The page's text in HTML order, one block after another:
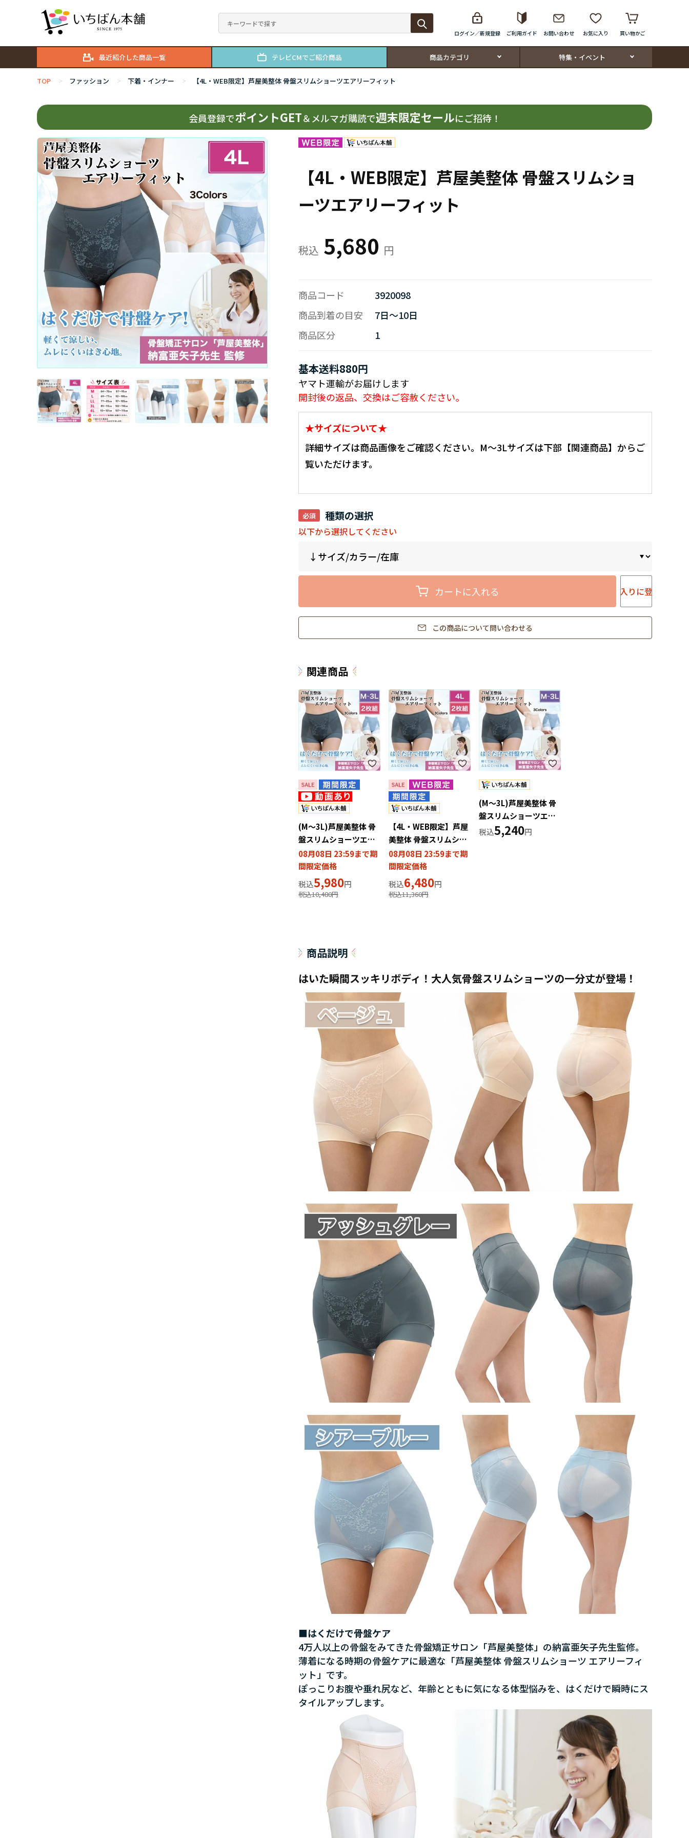
ログイン／新規登録 ご利用ガイド お問い合わせ お気に入り 買い物かご
最近紹介した商品一覧 テレビCMでご紹介商品 商品カテゴリ 特集・イベント
TOP ファッション 下着・インナー 【4L・WEB限定】芦屋美整体 骨盤スリムショーツエアリーフィット
会員登録でポイントGET＆メルマガ購読で週末限定セールにご招待！
【4L・WEB限定】芦屋美整体 骨盤スリムショ
ーツエアリーフィット
5,680
商品コード
3920098
商品到着の目安
7日～10日
商品区分
1
種類の選択
以下から選択してください
カートに入れる お気に入りに登録する
関連商品
(M～3L)芦屋美整体 骨
盤スリムショーツエア
リーフィット2枚組【期
間限定価格】
08月08日 23:59まで期
間限定価格
5,980
10,480
【4L・WEB限定】芦屋
美整体 骨盤スリムショ
ーツエアリーフィット2
枚組【期間限定価格】
08月08日 23:59まで期
間限定価格
6,480
11,360
(M～3L)芦屋美整体 骨
盤スリムショーツエア
リーフィット
5,240
この商品について問い合わせる
基本送料880円
ヤマト運輸がお届けします
開封後の返品、交換はご容赦ください。
★サイズについて★
詳細サイズは商品画像をご確認ください。M～3Lサイズは下部【関連商品】からご
覧いただけます。
商品説明
はいた瞬間スッキリボディ！大人気骨盤スリムショーツの一分丈が登場！
■はくだけで骨盤ケア
4万人以上の骨盤をみてきた骨盤矯正サロン「芦屋美整体」の納富亜矢子先生監修。
薄着になる時期の骨盤ケアに最適な「芦屋美整体 骨盤スリムショーツ エアリーフィ
ット」です。
ぽっこりお腹や垂れ尻など、年齢とともに気になる体型悩みを、はくだけで瞬時にス
タイルアップします。